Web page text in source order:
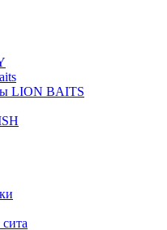
LION BAITS